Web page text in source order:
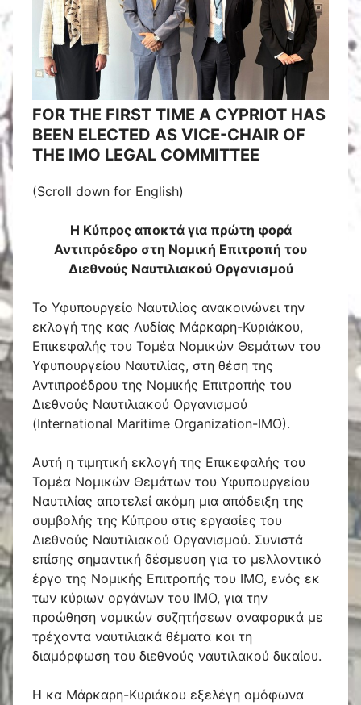
FOR THE FIRST TIME A CYPRIOT HAS
BEEN ELECTED AS VICE-CHAIR OF
THE IMO LEGAL COMMITTEE
(Scroll down for English)
Η Κύπρος αποκτά για πρώτη φορά
Αντιπρόεδρο στη Νομική Επιτροπή του
Διεθνούς Ναυτιλιακού Οργανισμού
Το Υφυπουργείο Ναυτιλίας ανακοινώνει την
εκλογή της κας Λυδίας Μάρκαρη-Κυριάκου,
Επικεφαλής του Τομέα Νομικών Θεμάτων του
Υφυπουργείου Ναυτιλίας, στη θέση της
Αντιπροέδρου της Νομικής Επιτροπής του
Διεθνούς Ναυτιλιακού Οργανισμού
(International Maritime Organization-ΙΜΟ).
Αυτή η τιμητική εκλογή της Επικεφαλής του
Τομέα Νομικών Θεμάτων του Υφυπουργείου
Ναυτιλίας αποτελεί ακόμη μια απόδειξη της
συμβολής της Κύπρου στις εργασίες του
Διεθνούς Ναυτιλιακού Οργανισμού. Συνιστά
επίσης σημαντική δέσμευση για το μελλοντικό
έργο της Νομικής Επιτροπής του ΙΜΟ, ενός εκ
των κύριων οργάνων του ΙΜΟ, για την
προώθηση νομικών συζητήσεων αναφορικά με
τρέχοντα ναυτιλιακά θέματα και τη
διαμόρφωση του διεθνούς ναυτιλακού δικαίου.
Η κα Μάρκαρη-Κυριάκου εξελέγη ομόφωνα